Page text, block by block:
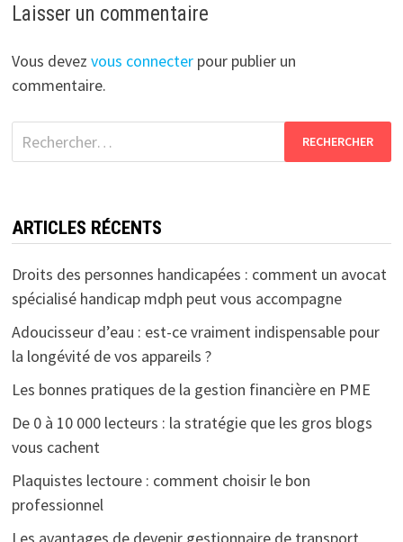
Laisser un commentaire
Vous devez vous connecterpour publier un
commentaire.
Rechercher :
ARTICLES RÉCENTS
Droits des personnes handicapées : comment un avocat
spécialisé handicap mdph peut vous accompagne
Adoucisseur d’eau : est-ce vraiment indispensable pour
la longévité de vos appareils ?
Les bonnes pratiques de la gestion financière en PME
De 0 à 10 000 lecteurs : la stratégie que les gros blogs
vous cachent
Plaquistes lectoure : comment choisir le bon
professionnel
Les avantages de devenir gestionnaire de transport